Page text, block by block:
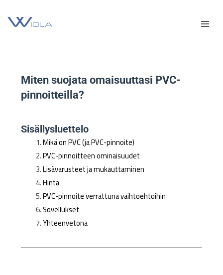
sisältöön
Miten suojata omaisuuttasi PVC-
pinnoitteilla?
Sisällysluettelo
Mikä on PVC (ja PVC-pinnoite)
PVC-pinnoitteen ominaisuudet
Lisävarusteet ja mukauttaminen
Hinta
PVC-pinnoite verrattuna vaihtoehtoihin
Sovellukset
Yhteenvetona